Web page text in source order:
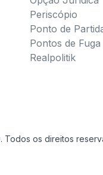
Periscópio
Ponto de
Pontos de Fuga
Realpolitik
Todos os direitos